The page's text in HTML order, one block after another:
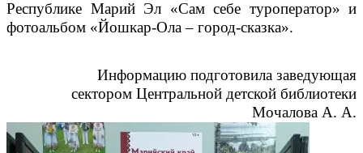
Республике Марий Эл «Сам себе туроператор» и
фотоальбом «Йошкар-Ола – город-сказка».
Информацию подготовила заведующая
сектором Центральной детской библиотеки
Мочалова А. А.